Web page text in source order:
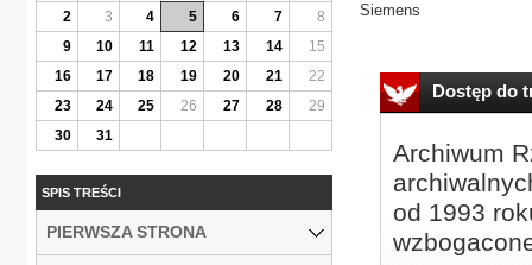
Siemens
Dostęp do
Archiwum
od 1993
2
3 4 5 6 7
8
9
10 11 12 13 14
15
16
17 18 19 20 21
22
23
24 25 26 27 28
29
30
31
SPIS TREŚCI
PIERWSZA STRONA